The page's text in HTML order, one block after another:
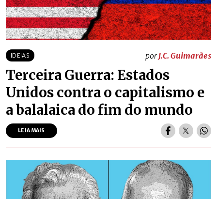
IDEIAS porJ.C. Guimarães
Terceira Guerra: Estados
Unidos contra o capitalismo e
a balalaica do fim do mundo
LEIA MAIS